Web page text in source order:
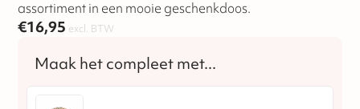
€16,95 excl. BTW